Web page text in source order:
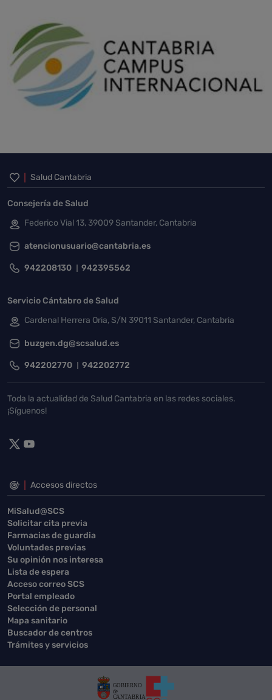
Inicio del pie de página
Salud Cantabria
Consejería de Salud
Federico Vial 13, 39009 Santander, Cantabria
atencionusuario@cantabria.es
942208130 942395562
Servicio Cántabro de Salud
Cardenal Herrera Oria, S/N 39011 Santander, Cantabria
buzgen.dg@scsalud.es
942202770 942202772
Toda la actualidad de Salud Cantabria en las redes sociales.
¡Síguenos!
Accesos directos
MiSalud@SCS
Solicitar cita previa
Farmacias de guardia
Voluntades previas
Su opinión nos interesa
Lista de espera
Acceso correo SCS
Portal empleado
Selección de personal
Mapa sanitario
Buscador de centros
Trámites y servicios